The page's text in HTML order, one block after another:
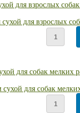
для взрослых
для собак мелких